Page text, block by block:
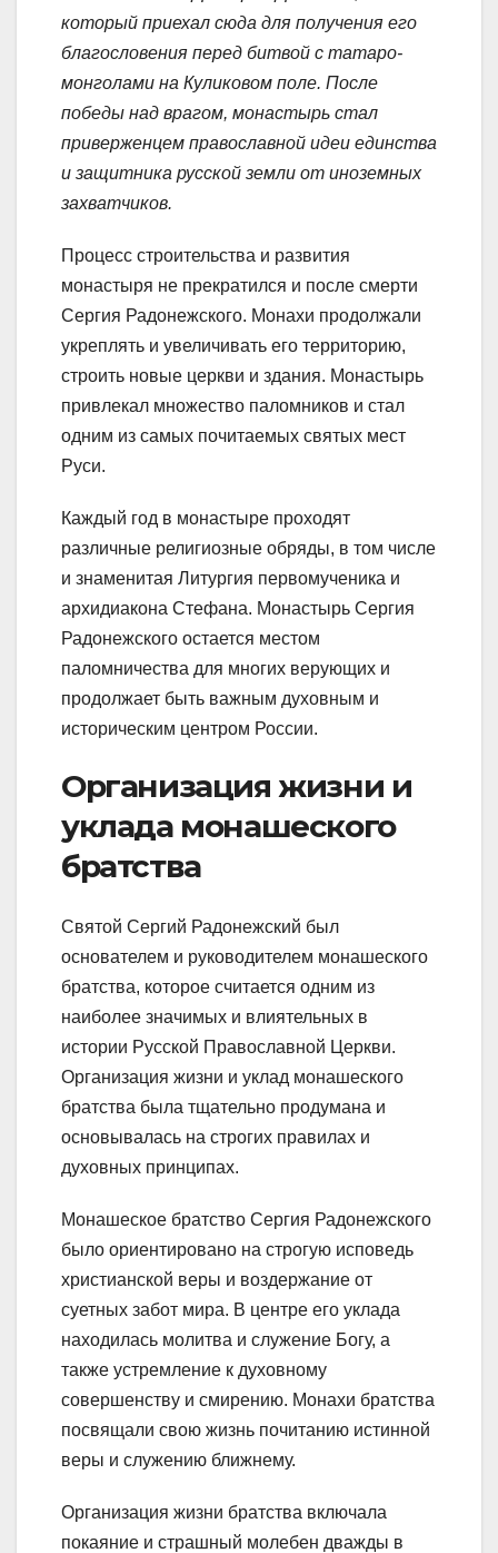
который приехал сюда для получения его
благословения перед битвой с татаро-
монголами на Куликовом поле. После
победы над врагом, монастырь стал
приверженцем православной идеи единства
и защитника русской земли от иноземных
захватчиков.
Процесс строительства и развития
монастыря не прекратился и после смерти
Сергия Радонежского. Монахи продолжали
укреплять и увеличивать его территорию,
строить новые церкви и здания. Монастырь
привлекал множество паломников и стал
одним из самых почитаемых святых мест
Руси.
Каждый год в монастыре проходят
различные религиозные обряды, в том числе
и знаменитая Литургия первомученика и
архидиакона Стефана. Монастырь Сергия
Радонежского остается местом
паломничества для многих верующих и
продолжает быть важным духовным и
историческим центром России.
Организация жизни и
уклада монашеского
братства
Святой Сергий Радонежский был
основателем и руководителем монашеского
братства, которое считается одним из
наиболее значимых и влиятельных в
истории Русской Православной Церкви.
Организация жизни и уклад монашеского
братства была тщательно продумана и
основывалась на строгих правилах и
духовных принципах.
Монашеское братство Сергия Радонежского
было ориентировано на строгую исповедь
христианской веры и воздержание от
суетных забот мира. В центре его уклада
находилась молитва и служение Богу, а
также устремление к духовному
совершенству и смирению. Монахи братства
посвящали свою жизнь почитанию истинной
веры и служению ближнему.
Организация жизни братства включала
покаяние и страшный молебен дважды в